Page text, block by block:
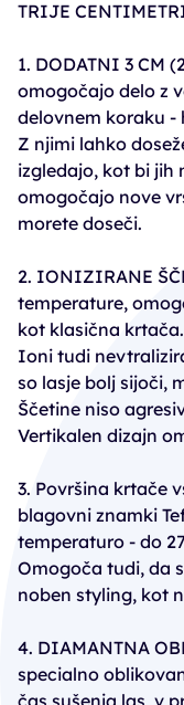
TRIJE
1. DODATNI 3 CM
omogočajo delo z
delovnem koraku -
Z njimi lahko
izgledajo, kot bi jih
omogočajo nove
morete doseči.
2. IONIZIRANE
temperature,
kot klasična krtača.
Ioni tudi
so lasje bolj sijoči,
Ščetine niso
Vertikalen dizajn
3. Površina krtače
blagovni znamki
temperaturo - do
Omogoča tudi, da
noben styling, kot
4. DIAMANTNA
specialno
čas sušenja las, v